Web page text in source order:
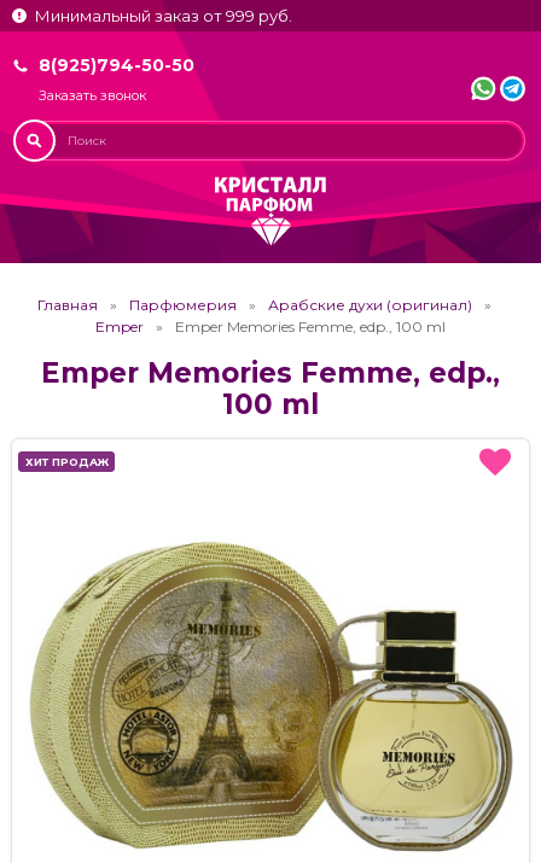
Минимальный заказ от 999 руб.
8(925)794-50-50
Заказать звонок
Главная Парфюмерия
Арабские духи (оригинал)
Emper
Emper Memories Femme, edp., 100 ml
Emper Memories Femme, edp.,
100 ml
ХИТ ПРОДАЖ
ХИТ ПРОДАЖ